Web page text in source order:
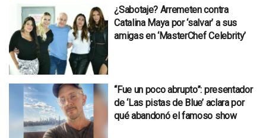
¿Sabotaje? Arremeten contra
Catalina Maya por ‘salvar’ a sus
amigas en ‘MasterChef Celebrity’
“Fue un poco abrupto”: presentador
de ‘Las pistas de Blue’ aclara por
qué abandonó el famoso show